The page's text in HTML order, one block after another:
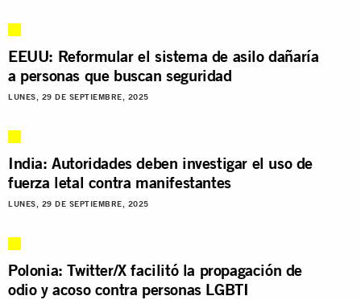
EEUU: Reformular el sistema de asilo dañaría
a personas que buscan seguridad
LUNES, 29 DE SEPTIEMBRE, 2025
India: Autoridades deben investigar el uso de
fuerza letal contra manifestantes
LUNES, 29 DE SEPTIEMBRE, 2025
Polonia: Twitter/X facilitó la propagación de
odio y acoso contra personas LGBTI